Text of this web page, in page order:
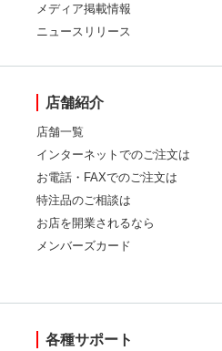
メディア掲載情報
ニュースリリース
店舗紹介
店舗一覧
インターネットでのご注文は
お電話・FAXでのご注文は
特注品のご相談は
お店を開業されるなら
メンバーズカード
各種サポート